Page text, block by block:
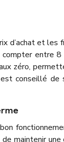
d’achat et
entre
zéro,
conseillé
une